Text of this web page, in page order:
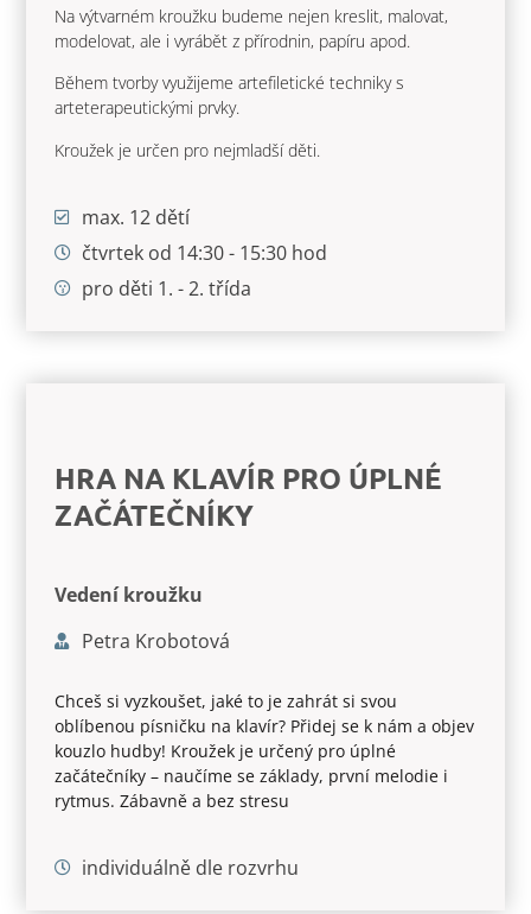
Na výtvarném kroužku budeme nejen kreslit, malovat,
modelovat, ale i vyrábět z přírodnin, papíru apod.
Během tvorby využijeme artefiletické techniky s
arteterapeutickými prvky.
Kroužek je určen pro nejmladší děti.
max. 12 dětí
čtvrtek od 14:30 - 15:30 hod
pro děti 1. - 2. třída
HRA NA KLAVÍR PRO ÚPLNÉ
ZAČÁTEČNÍKY
Vedení kroužku
Petra Krobotová
Chceš si vyzkoušet, jaké to je zahrát si svou
oblíbenou písničku na klavír? Přidej se k nám a objev
kouzlo hudby! Kroužek je určený pro úplné
začátečníky – naučíme se základy, první melodie i
rytmus. Zábavně a bez stresu
individuálně dle rozvrhu